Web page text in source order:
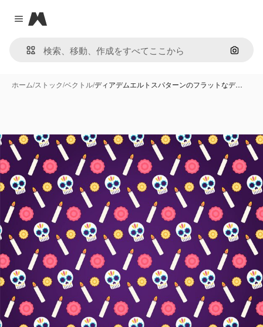
Close menu
Magnific
画像で
ホーム/ストック/ベクトル/ディアデムエルトスパターンのフラットなデ…